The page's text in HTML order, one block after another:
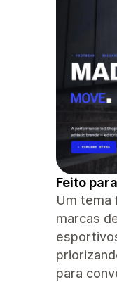
Feito
Um tema
marcas
para